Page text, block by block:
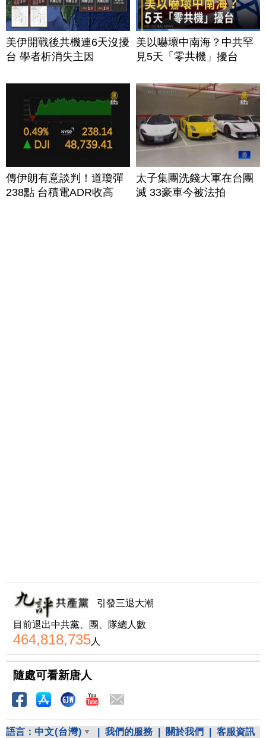
美伊開戰後共機連6天沒擾
台 學者析消失主因
美以嚇壞中南海？中共罕
見5天「零共機」擾台
傳伊朗有意談判！道瓊彈
238點 台積電ADR收高
太子集團洗錢大軍在台團
滅 33豪車今被法拍
引發三退大潮
目前退出中共黨、團、隊總人數
464,818,735人
隨處可看新唐人
語言： 中文(台灣) 我們的服務 關於我們 客服資訊